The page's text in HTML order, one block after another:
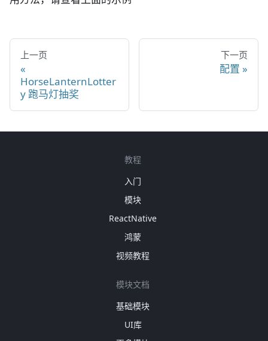
上一页
HorseLanternLotter
y 跑马灯抽奖
下一页
配置
教程
入门
模块
ReactNative
鸿蒙
视频教程
模块文档
基础模块
UI库